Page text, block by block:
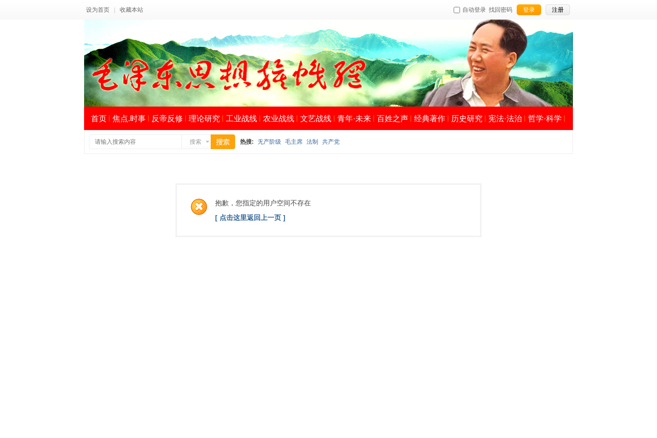
设为首页 收藏本站 自动登录 找回密码 登录 注册
首页 焦点.时事 反帝反修 理论研究 工业战线 农业战线 文艺战线 青年·未来 百姓之声 经典著作 历史研究 宪法·法治 哲学·科学
搜索
索
热搜: 无产阶级 毛主席 法制 共产党
抱歉，您指定的用户空间不存在
[ 点击这里返回上一页 ]